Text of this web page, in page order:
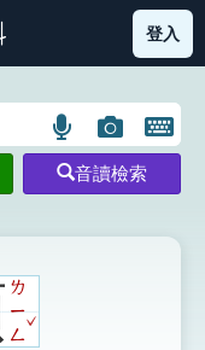
部首索引表圖示
登入
語
言
搜
圖
片
搜
開
鍵
圖
音讀檢索
ㄌ
ㄧ
ㄥ
ˇ